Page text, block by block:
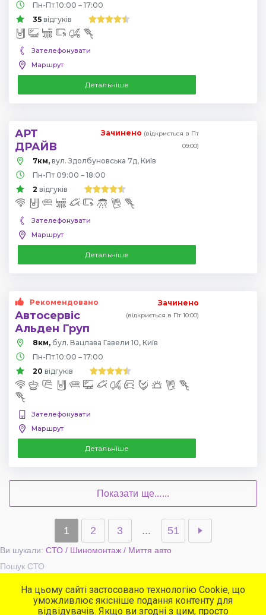
Пн-Пт 10:00 – 17:00
35 відгуків
Зателефонувати
Маршрут
Детальніше
АРТ
ДРАЙВ
Зачинено (відкриється в Пт
09:00)
7км, вул. Здолбуновська 7д, Київ
Пн-Пт 09:00 – 18:00
2 відгуків
Зателефонувати
Маршрут
Детальніше
Рекомендовано
Автосервіс
Альден Груп
Зачинено
(відкриється в Пт 10:00)
8км, бул. Вацлава Гавели 10, Київ
Пн-Пт 10:00 – 17:00
20 відгуків
Зателефонувати
Маршрут
Детальніше
Показати ще......
1 2 3 ... 51
Ви шукали: СТО / Шиномонтаж / Миття авто
Пошук СТО
Популярні сервіси
СТО
На цьому сайті застосовано технологію Cookie, що
уможливлює якісніше подання контенту для
відвідувачів. Якщо ви згодні з цим, просто